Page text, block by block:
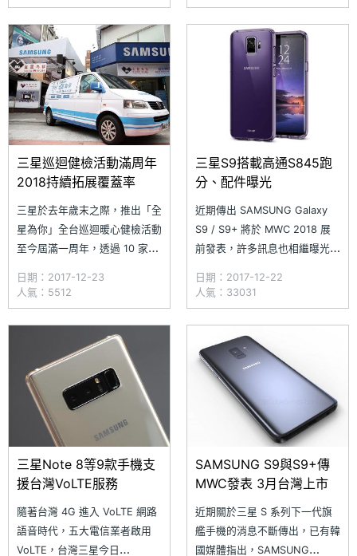
曲面玻璃機身，分別搭載 5.8
吋與 6.2 吋無邊際螢幕，前者
為單鏡頭配置，後者導入雙主鏡
頭設計，提供 4
外，未來開發的智慧穿戴裝置皆
可一起使用。國外網
站 GalaxyClub 指出，三星疑似
改良無線充電技術，擴
充 SAMSUNG Galaxy S9 功能
三星巡迴健檢活動滿周年
2018持續拓展覆蓋率
三星於去年歲末之際，推出「全
星為你」全台巡迴暖心健檢活動
至今屆滿一周年，透過 10 家自
星智慧館、不定期大型巡迴服務
站、搭配巡迴健檢車，建立綿密
的「服務網絡」，開啟行動通訊
產業創新服務模式。台灣三星表
示，展望 2018 年，不僅要將品
牌直營服務中心數量能提升 1.5
日期：2017-12-23
人氣：5512
三星S9搭載高通S845跑
分、配件曝光
近期傳出 SAMSUNG Galaxy
S9 / S9+ 將於 MWC 2018 展
前發表，許多訊息也相繼曝光。
SM-G965U1 型號資訊，該機運
行 Android 8.0 Oreo 作業系
統，搭載近期推出
的 Qualcomm Snapdragon
845
日期：2017-12-22
人氣：33031
三星Note 8等9款手機支
援台灣VoLTE服務
隨著台灣 4G 進入 VoLTE 網路
語音時代，五大電信業者啟用
VoLTE，台灣三星今日
SAMSUNG S9與S9+傳
MWC發表 3月台灣上市
近期關於三星 S 系列下一代旗
艦手機的消息不斷傳出，已有韓
國媒體指出，SAMSUNG